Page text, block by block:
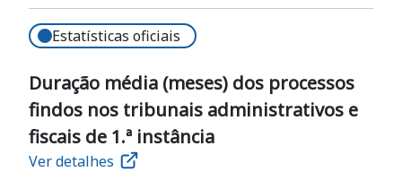
Estatísticas oficiais
Duração média (meses) dos processos
findos nos tribunais administrativos e
fiscais de 1.ª instância
Ver detalhes